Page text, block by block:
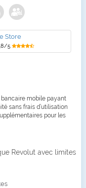
Store
5
mobile payant
sans frais d’utilisation
pour les
Revolut avec limites